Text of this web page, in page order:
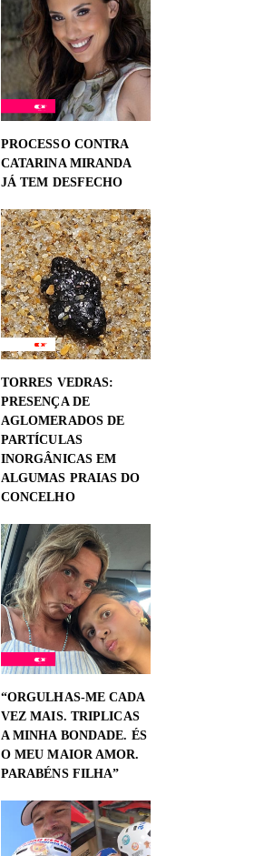
PROCESSO CONTRA
CATARINA MIRANDA
JÁ TEM DESFECHO
TORRES VEDRAS:
PRESENÇA DE
AGLOMERADOS DE
PARTÍCULAS
INORGÂNICAS EM
ALGUMAS PRAIAS DO
CONCELHO
“ORGULHAS-ME CADA
VEZ MAIS. TRIPLICAS
A MINHA BONDADE. ÉS
O MEU MAIOR AMOR.
PARABÉNS FILHA”